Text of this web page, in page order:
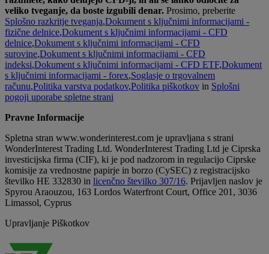
veliko tveganje, da boste izgubili denar. Prosimo, preberite
Splošno razkritje tveganja,Dokument s ključnimi informacijami -
fizične delnice,Dokument s ključnimi informacijami - CFD
delnice,Dokument s ključnimi informacijami - CFD
surovine,Dokument s ključnimi informacijami - CFD
indeksi,Dokument s ključnimi informacijami - CFD ETF,Dokument
s ključnimi informacijami - forex,Soglasje o trgovalnem
računu,Politika varstva podatkov,Politika piškotkov in Splošni
pogoji uporabe spletne strani
Pravne Informacije
Spletna stran www.wonderinterest.com je upravljana s strani
WonderInterest Trading Ltd. WonderInterest Trading Ltd je Ciprska
investicijska firma (CIF), ki je pod nadzorom in regulacijo Ciprske
komisije za vrednostne papirje in borzo (CySEC) z registracijsko
številko HE 332830 in licenčno številko 307/16. Prijavljen naslov je
Spyrou Araouzou, 163 Lordos Waterfront Court, Office 201, 3036
Limassol, Cyprus
Upravljanje Piškotkov